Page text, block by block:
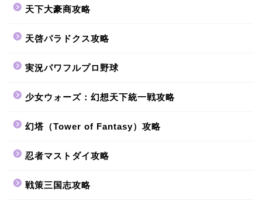
天下大豪商攻略
天啓パラドクス攻略
実況パワフルプロ野球
少女ウォーズ：幻想天下統一戦攻略
幻塔（Tower of Fantasy）攻略
忍者マストダイ攻略
戦策三国志攻略